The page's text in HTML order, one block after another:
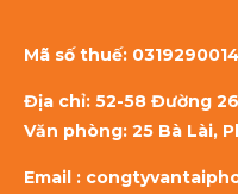
Mã số thuế: 0319290014
Địa chỉ: 52-58 Đường
Văn phòng: 25 Bà Lài,
Email :